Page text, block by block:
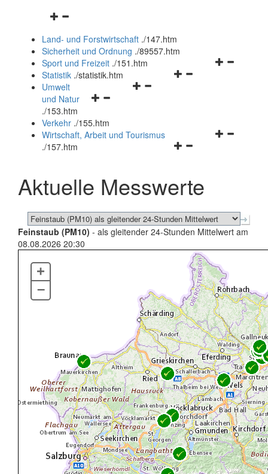
Navigationsmenü
und
schließen
Land- und Forstwirtschaft ./147.htm
Sicherheit und Ordnung ./89557.htm
Navigationsmenü
Sport und Freizeit ./151.htm
Navigationsmenü
Statistik ./statistik.htm
Navigationsmenü
und
schließen
Umwelt
und Natur
./153.htm
Verkehr ./155.htm
Navigationsmenü
schließen
Wirtschaft, Arbeit und Tourismus
./157.htm
Aktuelle Messwerte
Feinstaub (PM10) - als gleitender 24-Stunden Mittelwert am
08.08.2026 20:30
+
–